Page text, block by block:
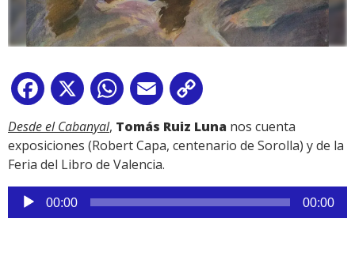
Facebook
X WhatsApp
Email
Link
Desde el Cabanyal, Tomás Ruiz Luna nos cuenta
exposiciones (Robert Capa, centenario de Sorolla) y de la
Feria del Libro de Valencia.
Reproductor
de
00:00 00:00